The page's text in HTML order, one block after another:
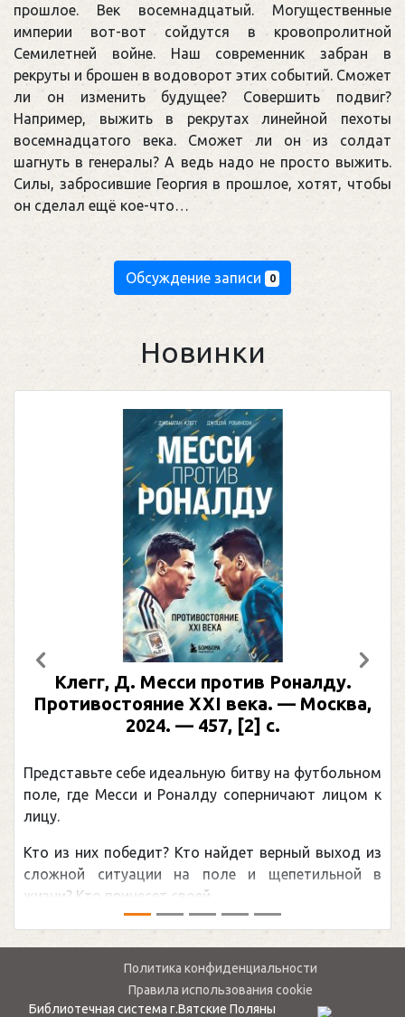
прошлое. Век восемнадцатый. Могущественные
империи вот-вот сойдутся в кровопролитной
Семилетней войне. Наш современник забран в
рекруты и брошен в водоворот этих событий. Сможет
ли он изменить будущее? Совершить подвиг?
Например, выжить в рекрутах линейной пехоты
восемнадцатого века. Сможет ли он из солдат
шагнуть в генералы? А ведь надо не просто выжить.
Силы, забросившие Георгия в прошлое, хотят, чтобы
он сделал ещё кое-что…
Обсуждение записи 0
Новинки
Клегг, Д. Месси против Роналду.
Противостояние XXI века. — Москва,
2024. — 457, [2] с.
Представьте себе идеальную битву на футбольном
поле, где Месси и Роналду соперничают лицом к
лицу.
Кто из них победит? Кто найдет верный выход из
сложной ситуации на поле и щепетильной в
жизни? Кто принесет своей ...
Предыдущий
Политика конфиденциальности
Правила использования cookie
Библиотечная система г.Вятские Поляны